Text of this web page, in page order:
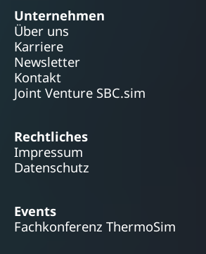
Unternehmen
Über uns
Karriere
Newsletter
Kontakt
Joint Venture SBC.sim
Rechtliches
Impressum
Datenschutz
Events
Fachkonferenz ThermoSim